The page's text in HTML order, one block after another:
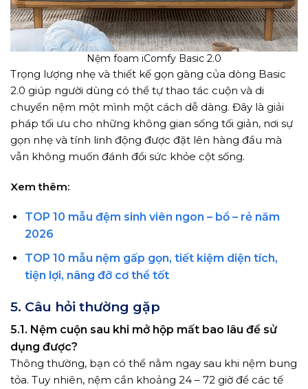
Nệm foam iComfy Basic 2.0
Trọng lượng nhẹ và thiết kế gọn gàng của dòng Basic
2.0 giúp người dùng có thể tự thao tác cuộn và di
chuyển nệm một mình một cách dễ dàng. Đây là giải
pháp tối ưu cho những không gian sống tối giản, nơi sự
gọn nhẹ và tính linh động được đặt lên hàng đầu mà
vẫn không muốn đánh đổi sức khỏe cột sống.
Xem thêm:
TOP 10 mẫu đệm sinh viên ngon – bổ – rẻ năm
2026
TOP 10 mẫu nệm gấp gọn, tiết kiệm diện tích,
tiện lợi, nâng đỡ cơ thể tốt
5. Câu hỏi thường gặp
5.1. Nệm cuộn sau khi mở hộp mất bao lâu để sử
dụng được?
Thông thường, bạn có thể nằm ngay sau khi nệm bung
tỏa. Tuy nhiên, nệm cần khoảng 24 – 72 giờ để các tế